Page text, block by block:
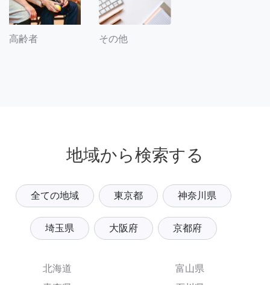
高齢者 その他
地域から検索する
全ての地域 東京都 神奈川県
埼玉県 大阪府 京都府
北海道
富山県